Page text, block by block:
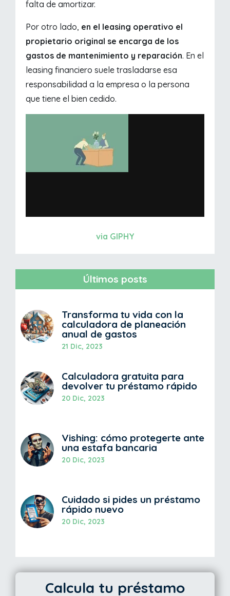
falta de amortizar.
Por otro lado, en el leasing operativo el
propietario original se encarga de los
gastos de mantenimiento y reparación. En el
leasing financiero suele trasladarse esa
responsabilidad a la empresa o la persona
que tiene el bien cedido.
via GIPHY
Últimos posts
Transforma tu vida con la
calculadora de planeación
anual de gastos
21 Dic, 2023
Calculadora gratuita para
devolver tu préstamo rápido
20 Dic, 2023
Vishing: cómo protegerte ante
una estafa bancaria
20 Dic, 2023
Cuidado si pides un préstamo
rápido nuevo
20 Dic, 2023
Calcula tu préstamo